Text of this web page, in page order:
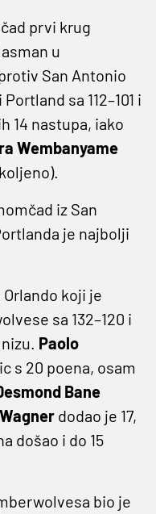
prvi krug
u
San Antonio
sa 112–101 i
14 nastupa, iako
Wembanyame
iz San
je najbolji
koji je
sa 132–120 i
Paolo
s 20 poena, osam
Bane
dodao je 17,
došao i do 15
bio je